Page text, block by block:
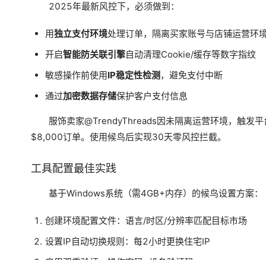
2025年最新风控下，必须做到：
用独立支付环境处理订单，隔离买家账号与店铺运营环
开启智能防关联引擎自动清理Cookie/缓存等数字指纹
敏感操作前使用IP稳定性检测 ，避免支付中断
通过加密数据存储保护客户支付信息
服饰卖家@TrendyThreads因未隔离运营环境，触发平
$8,000订单。使用候鸟后实现30天零风控拦截。
工具配置最佳实践
基于Windows系统（需4GB+内存）的候鸟设置方案：
创建环境配置文件：语言/时区/分辨率匹配目标市场
设置IP自动切换规则：每2小时更换住宅IP